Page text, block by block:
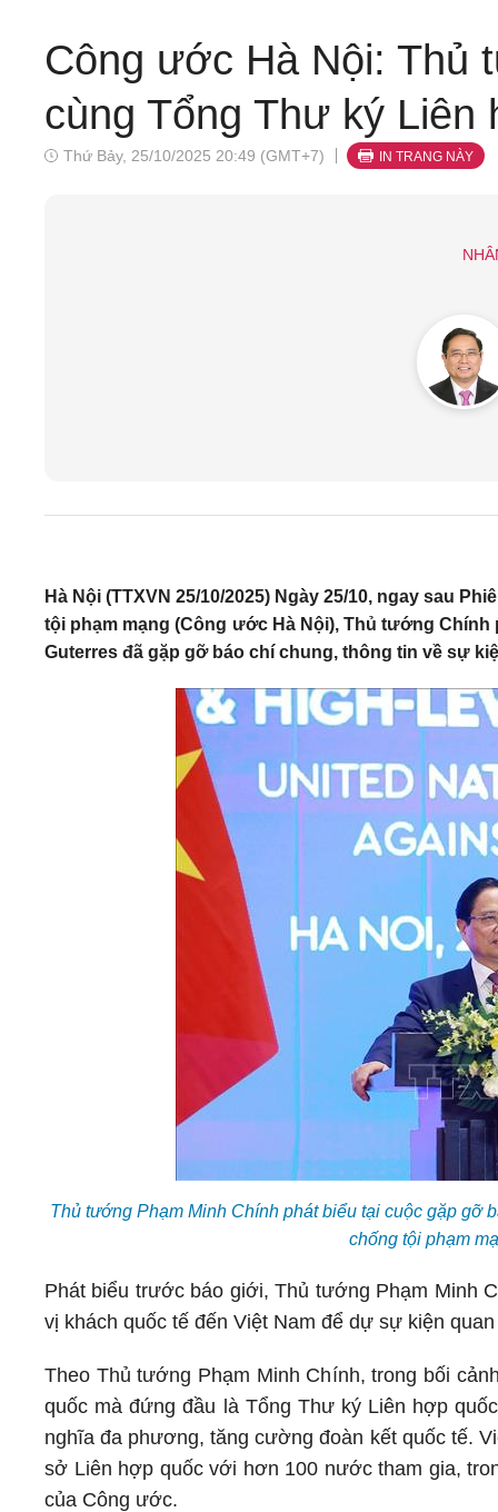
Công ước Hà Nội: Thủ
cùng Tổng Thư ký
Thứ Bảy, 25/10/2025 20:49 (GMT+7) IN TRANG NÀY
Hà Nội (TTXVN 25/10/2025) Ngày 25/10, ngay sau
tội phạm mạng (Công ước Hà Nội), Thủ tướng
Guterres đã gặp gỡ báo chí chung, thông tin về sự
Thủ tướng Phạm Minh Chính phát biểu tại cuộc gặp gỡ
chống tội phạm
Phát biểu trước báo giới, Thủ tướng Phạm Minh
vị khách quốc tế đến Việt Nam để dự sự kiện
Theo Thủ tướng Phạm Minh Chính, trong bối
quốc mà đứng đầu là Tổng Thư ký Liên hợp
nghĩa đa phương, tăng cường đoàn kết quốc tế.
sở Liên hợp quốc với hơn 100 nước tham gia,
của Công ước.